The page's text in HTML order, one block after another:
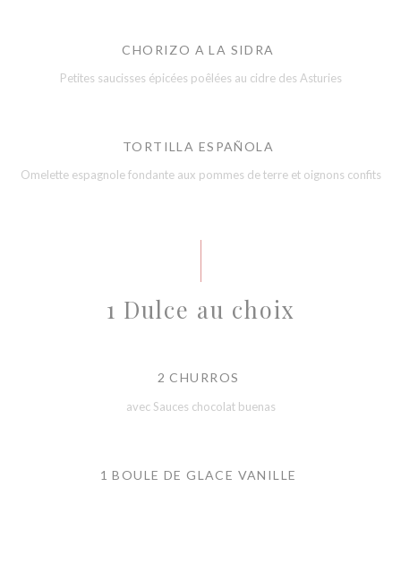
CHORIZO A LA SIDRA
Petites saucisses épicées poêlées au cidre des Asturies
TORTILLA ESPAÑOLA
Omelette espagnole fondante aux pommes de terre et oignons confits
1 Dulce au choix
2 CHURROS
avec Sauces chocolat buenas
1 BOULE DE GLACE VANILLE